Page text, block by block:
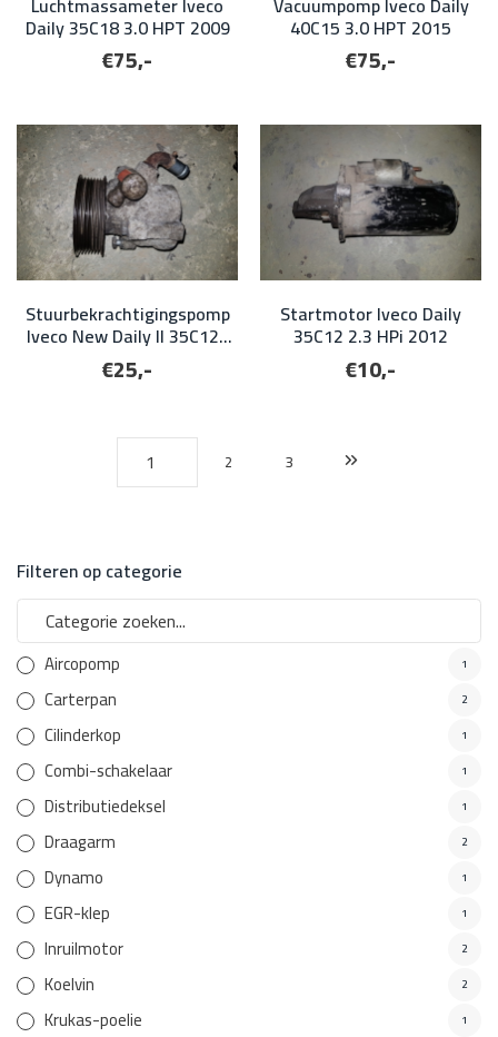
Daily 35C18 3.0 HPT 2009
€75,-
40C15 3.0 HPT 2015
€75,-
Stuurbekrachtigingspomp
Iveco New Daily II 35C12V
2005
€25,-
Startmotor Iveco Daily
35C12 2.3 HPi 2012
€10,-
2 3
Filteren op categorie
Aircopomp 1
Carterpan 2
Cilinderkop 1
Combi-schakelaar 1
Distributiedeksel 1
Draagarm 2
Dynamo 1
EGR-klep 1
Inruilmotor 2
Koelvin 2
Krukas-poelie 1